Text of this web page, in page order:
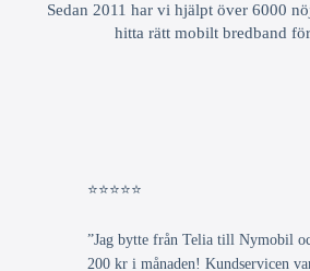
Sedan 2011 har vi hjälpt över 6000
hitta rätt mobilt bredband
⭐⭐⭐⭐⭐
”Jag bytte från Telia till Nymobil
200 kr i månaden! Kundservicen